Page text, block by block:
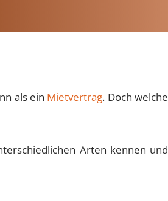
als ein Mietvertrag. Doch welche
Arten kennen und